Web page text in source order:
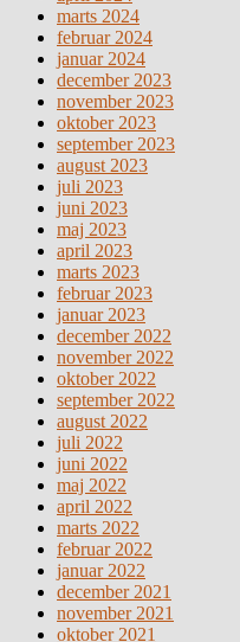
marts 2024
februar 2024
januar 2024
december 2023
november 2023
oktober 2023
september 2023
august 2023
juli 2023
juni 2023
maj 2023
april 2023
marts 2023
februar 2023
januar 2023
december 2022
november 2022
oktober 2022
september 2022
august 2022
juli 2022
juni 2022
maj 2022
april 2022
marts 2022
februar 2022
januar 2022
december 2021
november 2021
oktober 2021